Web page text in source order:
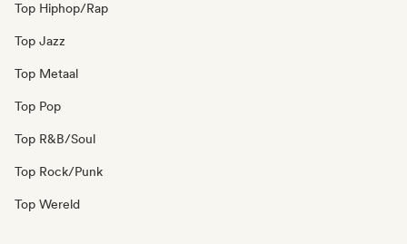
Top Hiphop/Rap
Top Jazz
Top Metaal
Top Pop
Top R&B/Soul
Top Rock/Punk
Top Wereld